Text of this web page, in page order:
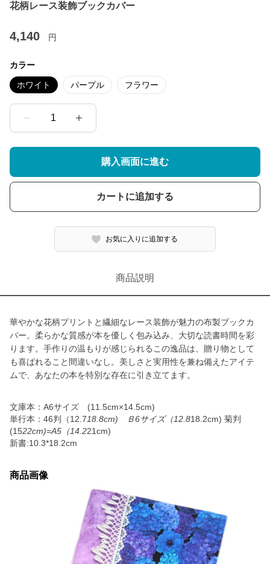
花柄レース装飾ブックカバー
4,140 円
カラー
ホワイト パープル フラワー
1
購入画面に進む
カートに追加する
お気に入りに追加する
商品説明
華やかな花柄プリントと繊細なレース装飾が魅力の布製ブックカ
バー。柔らかな質感が本を優しく包み込み、大切な読書時間を彩
ります。手作りの温もりが感じられるこの逸品は、贈り物として
も喜ばれること間違いなし。美しさと実用性を兼ね備えたアイテ
ムで、あなたの本を特別な存在に引き立てます。
文庫本：A6サイズ (11.5cm×14.5cm)
単行本：46判（12.718.8cm) Ｂ6サイズ（12.818.2cm) 菊判
(1522cm)=A5（14.221cm)
新書:10.3*18.2cm
商品画像